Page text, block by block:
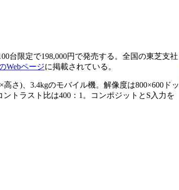
台限定で198,000円で発売する。全国の東芝支社
Webページに掲載されている。
さ)、3.4kgのモバイル機。解像度は800×600ドッ
トラスト比は400：1。コンポジットとS入力を